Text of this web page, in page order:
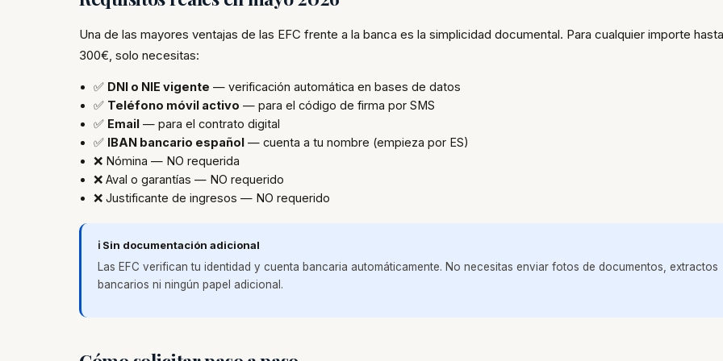
Una de las mayores ventajas de las EFC frente a la banca es la simplicidad documental. Para cualquier importe hasta
300€, solo necesitas:
✅ DNI o NIE vigente — verificación automática en bases de datos
✅ Teléfono móvil activo — para el código de firma por SMS
✅ Email — para el contrato digital
✅ IBAN bancario español — cuenta a tu nombre (empieza por ES)
❌ Nómina — NO requerida
❌ Aval o garantías — NO requerido
❌ Justificante de ingresos — NO requerido
ℹ️ Sin documentación adicional
Las EFC verifican tu identidad y cuenta bancaria automáticamente. No necesitas enviar fotos de documentos, extractos
bancarios ni ningún papel adicional.